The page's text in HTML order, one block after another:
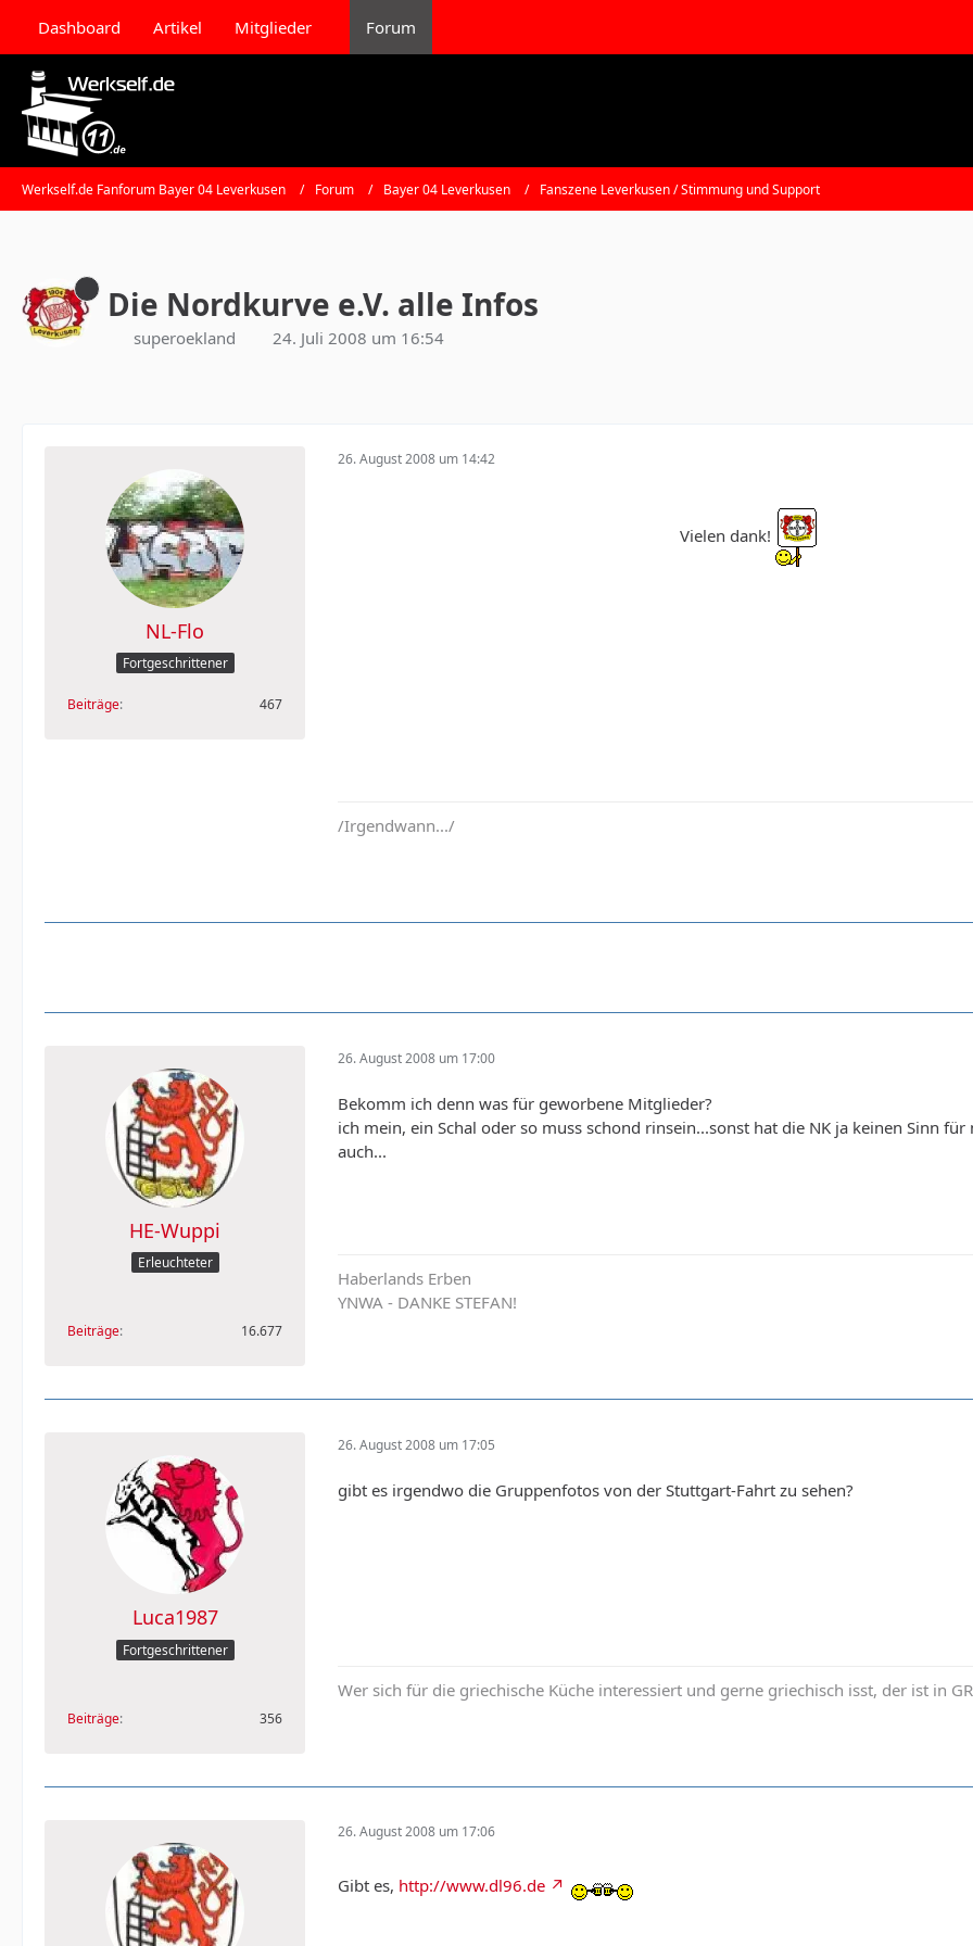
Dashboard Artikel Mitglieder Forum
Werkself.de Fanforum Bayer 04 Leverkusen Forum Bayer 04 Leverkusen Fanszene Leverkusen / Stimmung und Support
Die Nordkurve e.V. alle Infos
superoekland 24. Juli 2008 um 16:54
NL-Flo
Fortgeschrittener
Beiträge 467
26. August 2008 um 14:42
Vielen dank!
/Irgendwann.../
HE-Wuppi
Erleuchteter
Beiträge 16.677
26. August 2008 um 17:00
Bekomm ich denn was für geworbene Mitglieder?
ich mein, ein Schal oder so muss schond rinsein...sonst hat die NK ja keinen Sinn
auch...
Haberlands Erben
YNWA - DANKE STEFAN!
Luca1987
Fortgeschrittener
Beiträge 356
26. August 2008 um 17:05
gibt es irgendwo die Gruppenfotos von der Stuttgart-Fahrt zu sehen?
Wer sich für die griechische Küche interessiert und gerne griechisch isst, der ist in
26. August 2008 um 17:06
Gibt es, http://www.dl96.de